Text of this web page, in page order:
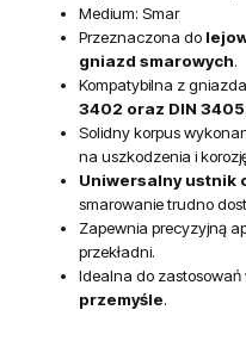
Medium: Smar
Przeznaczona do
gniazd smarowych.
Kompatybilna z
3402 oraz DIN 3405
Solidny korpus
na uszkodzenia i
Uniwersalny ustnik
smarowanie trudno
Zapewnia precyzyjną
przekładni.
Idealna do zastosowań
przemyśle.